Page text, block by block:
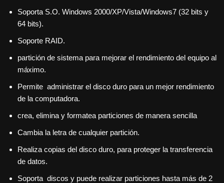
Soporta S.O. Windows 2000/XP/Vista/Windows7 (32 bits y
64 bits).
Soporte RAID.
partición de sistema para mejorar el rendimiento del equipo al
máximo.
Permite administrar el disco duro para un mejor rendimiento
de la computadora.
crea, elimina y formatea particiones de manera sencilla
Cambia la letra de cualquier partición.
Realiza copias del disco duro, para proteger la transferencia
de datos.
Soporta discos y puede realizar particiones hasta más de 2